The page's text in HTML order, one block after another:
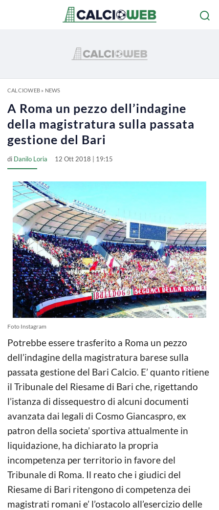
CALCIOWEB» NEWS
A Roma un pezzo dell’indagine
della magistratura sulla passata
gestione del Bari
di Danilo Loria 12 Ott 2018 | 19:15
Foto Instagram
Potrebbe essere trasferito a Roma un pezzo
dell’indagine della magistratura barese sulla
passata gestione del Bari Calcio. E’ quanto ritiene
il Tribunale del Riesame di Bari che, rigettando
l’istanza di dissequestro di alcuni documenti
avanzata dai legali di Cosmo Giancaspro, ex
patron della societa’ sportiva attualmente in
liquidazione, ha dichiarato la propria
incompetenza per territorio in favore del
Tribunale di Roma. Il reato che i giudici del
Riesame di Bari ritengono di competenza dei
magistrati romani e’ l’ostacolo all’esercizio delle